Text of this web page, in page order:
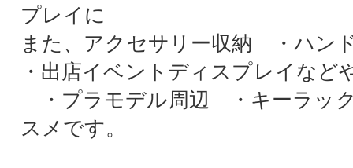
プレイに
また、アクセサリー収納 ・ハ
・出店イベントディスプレイなど
・プラモデル周辺 ・キーラッ
スメです。